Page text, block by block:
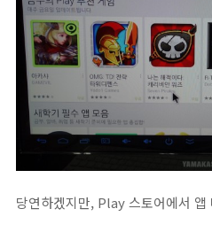
당연하겠지만, Play 스토어에서